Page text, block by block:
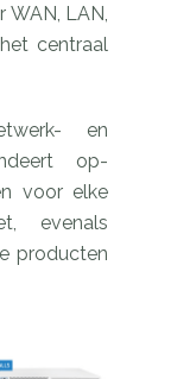
LAN,
centraal
en
op-
voor elke
evenals
producten